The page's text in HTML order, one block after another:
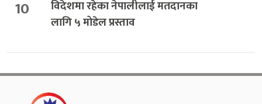
10
विदेशमा रहेका नेपालीलाई मतदानका
लागि ५ मोडेल प्रस्ताव